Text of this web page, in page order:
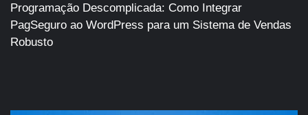
Programação Descomplicada: Como Integrar
PagSeguro ao WordPress para um Sistema de Vendas
Robusto